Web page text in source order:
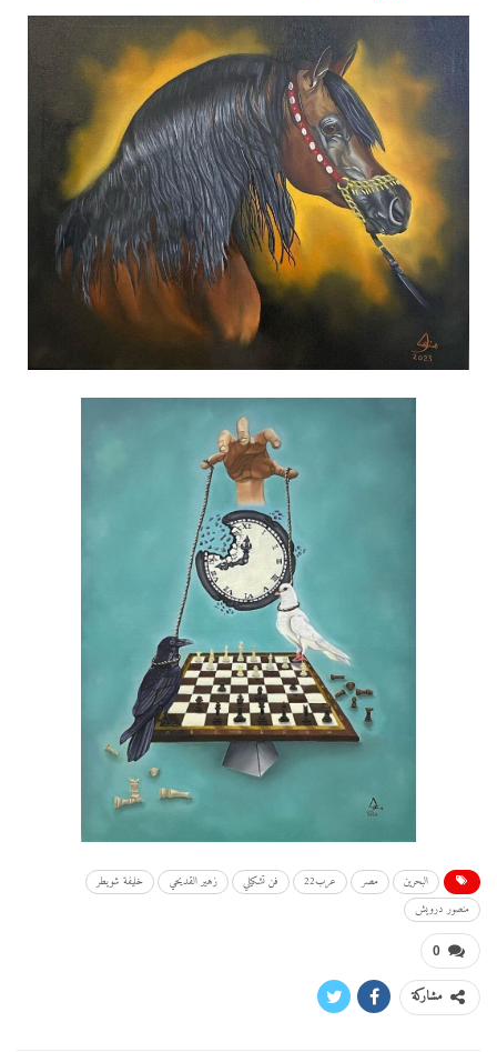
البحرين مصر عرب22 فن تشكيلي زهير القديحي
خليفة شويطر
منصور درويش
0
مشاركة